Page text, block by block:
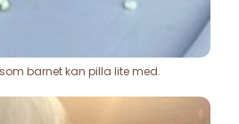
barnet kan pilla lite med.